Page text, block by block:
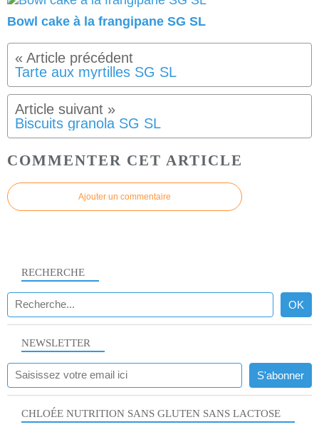
Bowl cake à la frangipane SG SL
Tarte aux myrtilles SG SL
Biscuits granola SG SL
COMMENTER CET ARTICLE
Ajouter un commentaire
NEWSLETTER
RECHERCHE
CHLOÉE NUTRITION SANS GLUTEN SANS LACTOSE